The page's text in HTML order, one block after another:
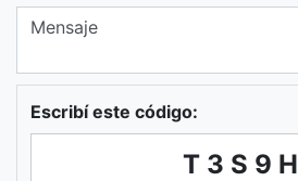
Escribí este código:
T3S9H